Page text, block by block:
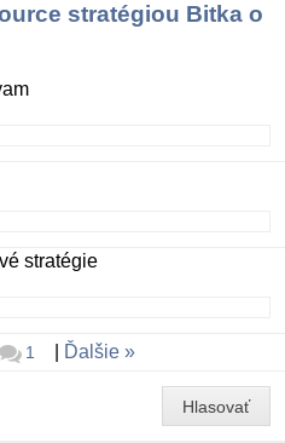
stratégiou Bitka o
stratégie
1 Ďalšie
Hlasovať